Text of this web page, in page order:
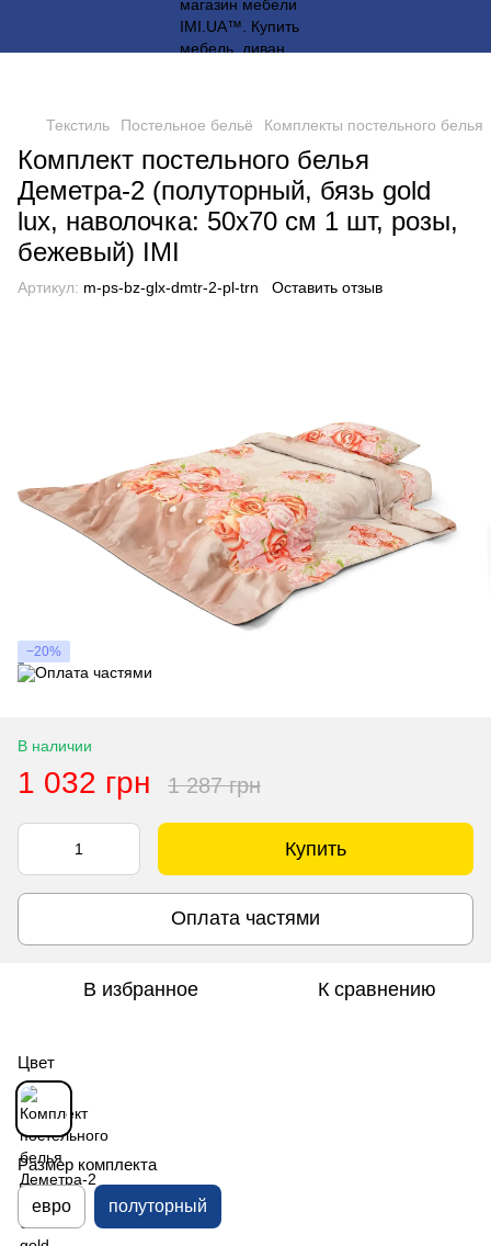
Текстиль Постельное бельё Комплекты постельного белья
Комплект постельного белья
Деметра-2 (полуторный, бязь gold
lux, наволочка: 50х70 см 1 шт, розы,
бежевый) IMI
Артикул: m-ps-bz-glx-dmtr-2-pl-trn Оставить отзыв
−20%
В наличии
1 032 грн 1 287 грн
Купить
Оплата частями
В избранное К сравнению
Цвет
Размер комплекта
евро полуторный